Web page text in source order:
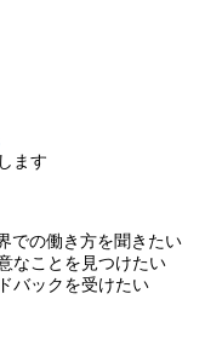
ます
での働き方を聞きたい
なことを見つけたい
バックを受けたい